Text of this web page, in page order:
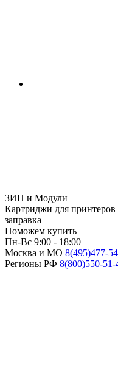
ЗИП и Модули
Картриджи для принтеров
заправка
Поможем купить
Пн-Вс 9:00 - 18:00
Москва и МО 8(495)477-
Регионы РФ 8(800)550-51-